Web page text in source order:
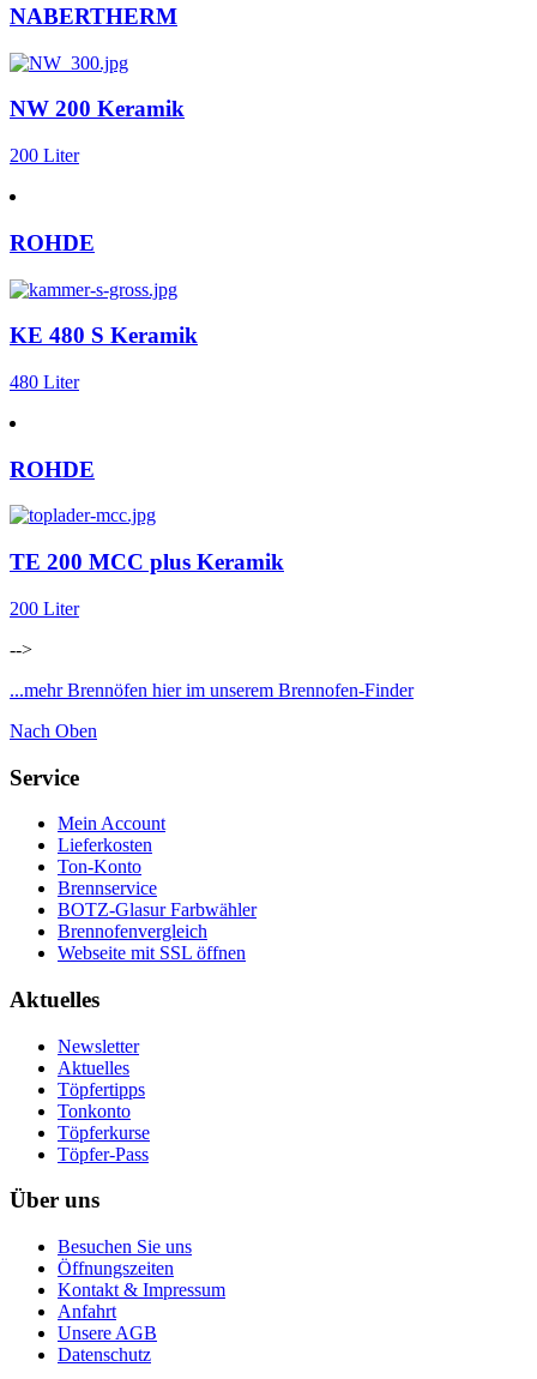
NABERTHERM
NW 200 Keramik
200 Liter
ROHDE
KE 480 S Keramik
480 Liter
ROHDE
TE 200 MCC plus Keramik
200 Liter
-->
...mehr Brennöfen hier im unserem Brennofen-Finder
Nach Oben
Service
Mein Account
Lieferkosten
Ton-Konto
Brennservice
BOTZ-Glasur Farbwähler
Brennofenvergleich
Webseite mit SSL öffnen
Aktuelles
Newsletter
Aktuelles
Töpfertipps
Tonkonto
Töpferkurse
Töpfer-Pass
Über uns
Besuchen Sie uns
Öffnungszeiten
Kontakt & Impressum
Anfahrt
Unsere AGB
Datenschutz